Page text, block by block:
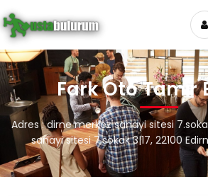
Fark Oto Tamir
Adres : dirne merkez sanayi sitesi
sanayi sitesi 7.sokak 3|17, 22100